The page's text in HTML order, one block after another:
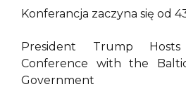
Konferancja zaczyna się od
President Trump
Conference with the
Government